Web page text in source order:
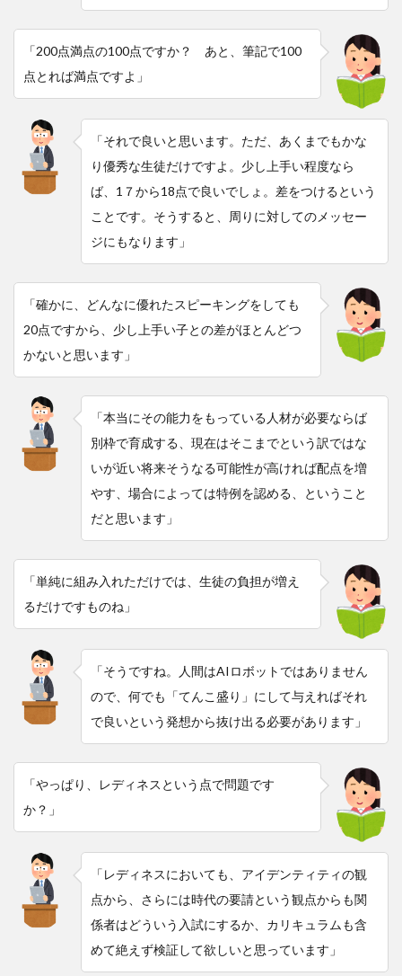
「200点満点の100点ですか？ あと、筆記で100
点とれば満点ですよ」
「それで良いと思います。ただ、あくまでもかな
り優秀な生徒だけですよ。少し上手い程度なら
ば、1７から18点で良いでしょ。差をつけるという
ことです。そうすると、周りに対してのメッセー
ジにもなります」
「確かに、どんなに優れたスピーキングをしても
20点ですから、少し上手い子との差がほとんどつ
かないと思います」
「本当にその能力をもっている人材が必要ならば
別枠で育成する、現在はそこまでという訳ではな
いが近い将来そうなる可能性が高ければ配点を増
やす、場合によっては特例を認める、ということ
だと思います」
「単純に組み入れただけでは、生徒の負担が増え
るだけですものね」
「そうですね。人間はAIロボットではありません
ので、何でも「てんこ盛り」にして与えればそれ
で良いという発想から抜け出る必要があります」
「やっぱり、レディネスという点で問題です
か？」
「レディネスにおいても、アイデンティティの観
点から、さらには時代の要請という観点からも関
係者はどういう入試にするか、カリキュラムも含
めて絶えず検証して欲しいと思っています」